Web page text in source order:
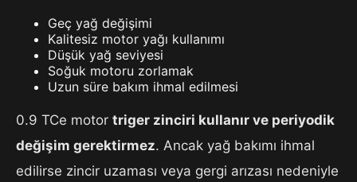
Geç yağ değişimi
Kalitesiz motor yağı kullanımı
Düşük yağ seviyesi
Soğuk motoru zorlamak
Uzun süre bakım ihmal edilmesi
0.9 TCe motor triger zinciri kullanır ve periyodik
değişim gerektirmez. Ancak yağ bakımı ihmal
edilirse zincir uzaması veya gergi arızası nedeniyle